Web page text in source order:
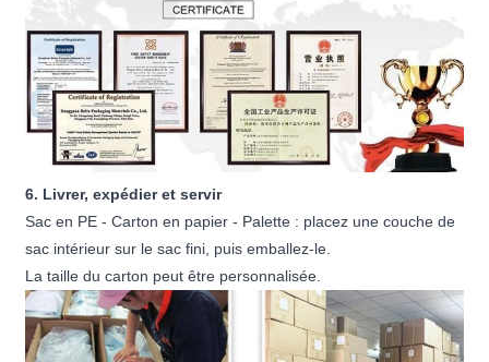
6. Livrer, expédier et servir
Sac en PE - Carton en papier - Palette : placez une couche de
sac intérieur sur le sac fini, puis emballez-le.
La taille du carton peut être personnalisée.